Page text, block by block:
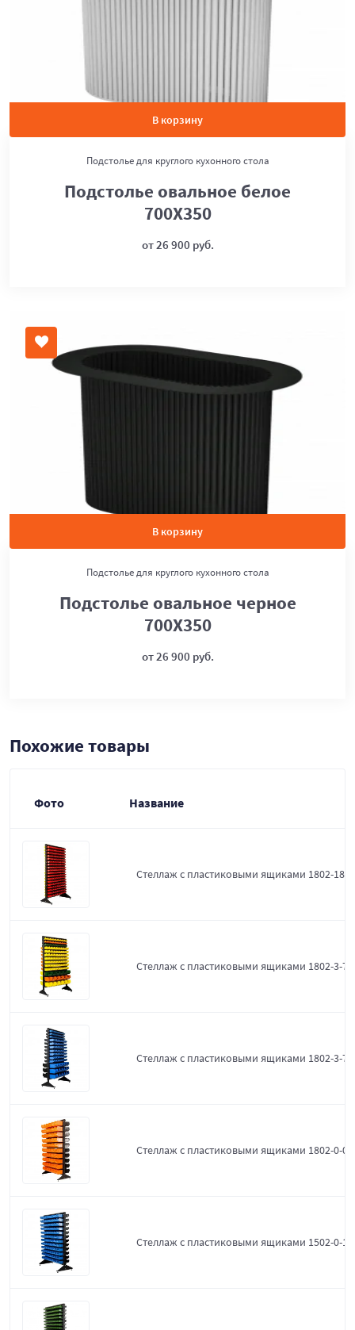
В корзину
Подстолье для круглого кухонного стола
Подстолье овальное белое
700Х350
от 26 900 руб.
В корзину
Подстолье для круглого кухонного стола
Подстолье овальное черное
700Х350
от 26 900 руб.
Похожие товары
Фото Название
Стеллаж с пластиковыми ящиками 1802-18-
Стеллаж с пластиковыми ящиками 1802-3-7-
Стеллаж с пластиковыми ящиками 1802-3-7-
Стеллаж с пластиковыми ящиками 1802-0-0-
Стеллаж с пластиковыми ящиками 1502-0-